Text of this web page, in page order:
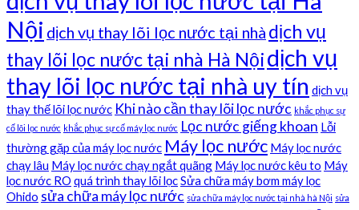
Nội dịch vụ thay lõi lọc nước tại nhà dịch vụ
thay lõi lọc nước tại nhà Hà Nộidịch vụ
thay lõi lọc nước tại nhà uy tín dịch vụ
thay thế lõi lọc nước Khi nào cần thay lõi lọc nước khắc phục sự
cố lõi lọc nước khắc phục sự cố máy lọc nước Lọc nước giếng khoan Lỗi
thường gặp của máy lọc nước Máy lọc nước Máy lọc nước
chạy lâu Máy lọc nước chạy ngắt quãng Máy lọc nước kêu to Máy
lọc nước RO quá trình thay lõi lọcSửa chữa máy bơm máy lọc
Ohido sửa chữa máy lọc nước sửa chữa máy lọc nước tại nhà hà Nội sửa